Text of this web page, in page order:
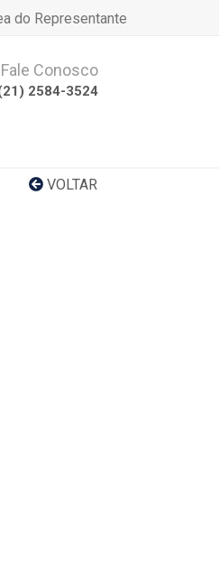
do Representante
Fale Conosco
2584-3524
VOLTAR